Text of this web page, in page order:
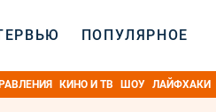
ПОПУЛЯРНОЕ
КИНО И ТВ ШОУ ЛАЙФХАКИ